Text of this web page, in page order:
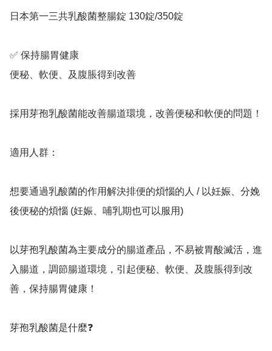
日本第一三共乳酸菌整腸錠 130錠/350錠
✅️ 保持腸胃健康
便秘、軟便、及腹脹得到改善
採用芽孢乳酸菌能改善腸道環境，改善便秘和軟便的問題！
適用人群：
想要通過乳酸菌的作用解決排便的煩惱的人 / 以妊娠、分娩
後便秘的煩惱 (妊娠、哺乳期也可以服用)
以芽孢乳酸菌為主要成分的腸道產品，不易被胃酸滅活，進
入腸道，調節腸道環境，引起便秘、軟便、及腹脹得到改
善，保持腸胃健康！
芽孢乳酸菌是什麼❓️